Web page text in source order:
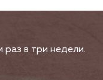
в три недели.